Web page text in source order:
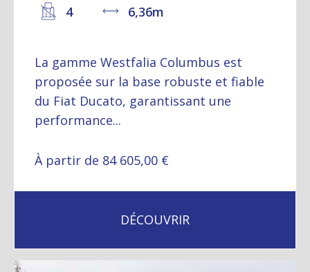
4 6,36m
La gamme Westfalia Columbus est
proposée sur la base robuste et fiable
du Fiat Ducato, garantissant une
performance...
À partir de 84 605,00 €
DÉCOUVRIR